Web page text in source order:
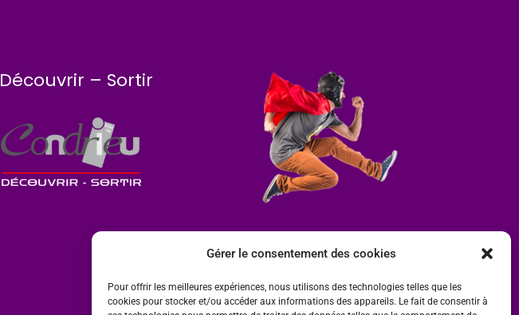
Gérer le consentement des cookies
Pour offrir les meilleures expériences, nous utilisons des technologies telles que les
cookies pour stocker et/ou accéder aux informations des appareils. Le fait de consentir à
Découvrir – Sortir